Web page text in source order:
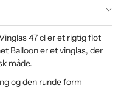
47 cl er et rigtig flot
Balloon er et vinglas, der
måde.
og den runde form